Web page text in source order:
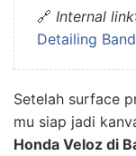
🔗 Internal link
Detailing
Setelah surface
mu siap jadi
Honda Veloz di